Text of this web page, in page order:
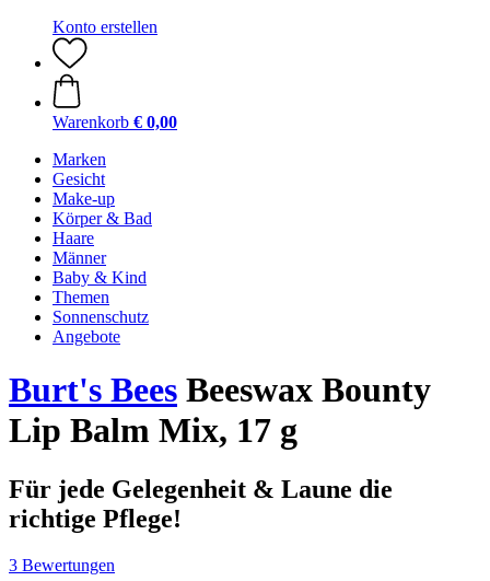
Konto erstellen
Warenkorb € 0,00
Marken
Gesicht
Make-up
Körper & Bad
Haare
Männer
Baby & Kind
Themen
Sonnenschutz
Angebote
Burt's Bees Beeswax Bounty
Lip Balm Mix, 17 g
Für jede Gelegenheit & Laune die
richtige Pflege!
3 Bewertungen